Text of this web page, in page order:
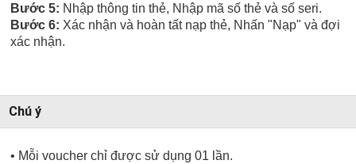
Bước 5: Nhập thông tin thẻ, Nhập mã số thẻ và số seri.
Bước 6: Xác nhận và hoàn tất nạp thẻ, Nhấn "Nạp" và đợi
xác nhận.
Chú ý
• Mỗi voucher chỉ được sử dụng 01 lần.